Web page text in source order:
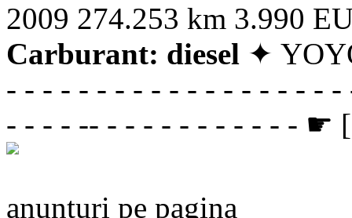
2009 274.253 km 3.990
Carburant: diesel ✦
- - - - - - - - - - - - - - - - - -
- - - - -- - - - - - - - - - - - ☛
anunturi pe pagina